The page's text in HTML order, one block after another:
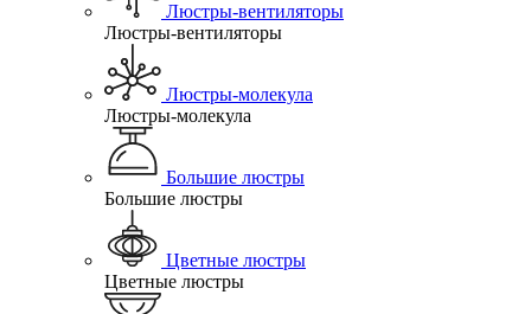
Люстры-вентиляторы
Люстры-вентиляторы
Люстры-молекула
Люстры-молекула
Большие люстры
Большие люстры
Цветные люстры
Цветные люстры